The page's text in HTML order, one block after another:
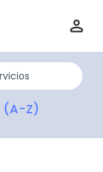
(A-Z)